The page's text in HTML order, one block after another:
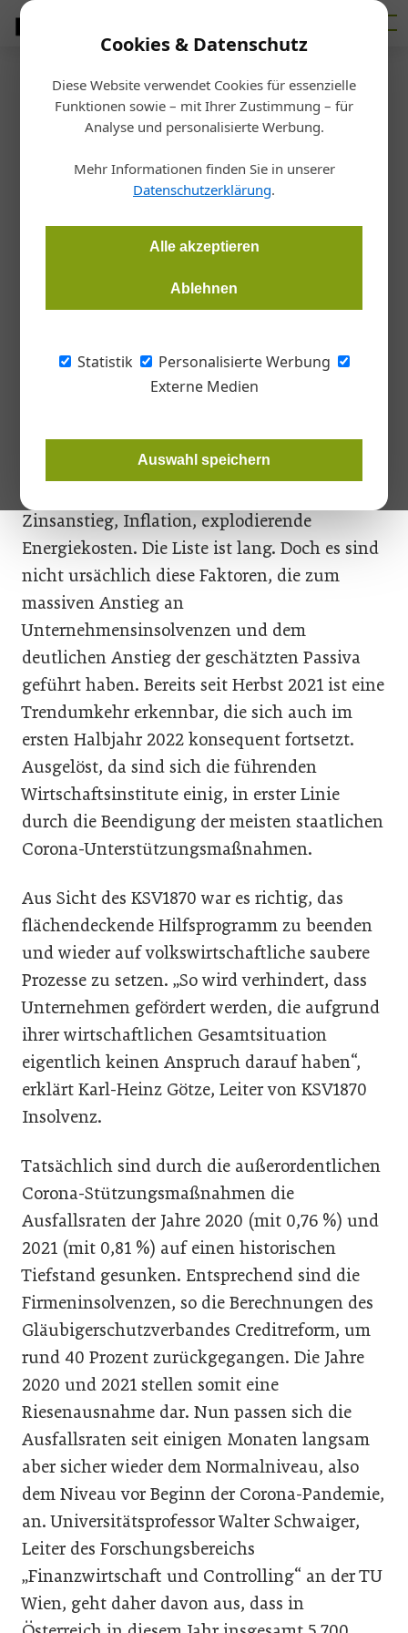
Cookies & Datenschutz
Diese Website verwendet Cookies für essenzielle
Funktionen sowie – mit Ihrer Zustimmung – für
Analyse und personalisierte Werbung.
Mehr Informationen finden Sie in unserer
Datenschutzerklärung.
Alle akzeptieren
Ablehnen
Statistik
Personalisierte Werbung
Externe Medien
Auswahl speichern
Startseite /Markt
Insolvenzstatistik
Mittendrin in der Pleitewelle
08.08.2022, 12:13 Uhr
einen Rekordzuwachs von rund 121 Prozent. Die Trendumkehr
ist in erster Linie auf die Beendigung der staatlichen
Vorkrisenniveau erreicht sein.
vielen Herausforderungen zu kämpfen:
Corona, Ukraine-Krieg, Preissteigerungen,
Zinsanstieg, Inflation, explodierende
Energiekosten. Die Liste ist lang. Doch es sind
nicht ursächlich diese Faktoren, die zum
massiven Anstieg an
Unternehmensinsolvenzen und dem
deutlichen Anstieg der geschätzten Passiva
geführt haben. Bereits seit Herbst 2021 ist eine
Trendumkehr erkennbar, die sich auch im
ersten Halbjahr 2022 konsequent fortsetzt.
Ausgelöst, da sind sich die führenden
Wirtschaftsinstitute einig, in erster Linie
durch die Beendigung der meisten staatlichen
Corona-Unterstützungsmaßnahmen.
Aus Sicht des KSV1870 war es richtig, das
flächendeckende Hilfsprogramm zu beenden
und wieder auf volkswirtschaftliche saubere
Prozesse zu setzen. „So wird verhindert, dass
Unternehmen gefördert werden, die aufgrund
ihrer wirtschaftlichen Gesamtsituation
eigentlich keinen Anspruch darauf haben“,
erklärt Karl-Heinz Götze, Leiter von KSV1870
Insolvenz.
Tatsächlich sind durch die außerordentlichen
Corona-Stützungsmaßnahmen die
Ausfallsraten der Jahre 2020 (mit 0,76 %) und
2021 (mit 0,81 %) auf einen historischen
Tiefstand gesunken. Entsprechend sind die
Firmeninsolvenzen, so die Berechnungen des
Gläubigerschutzverbandes Creditreform, um
rund 40 Prozent zurückgegangen. Die Jahre
2020 und 2021 stellen somit eine
Riesenausnahme dar. Nun passen sich die
Ausfallsraten seit einigen Monaten langsam
aber sicher wieder dem Normalniveau, also
dem Niveau vor Beginn der Corona-Pandemie,
an. Universitätsprofessor Walter Schwaiger,
Leiter des Forschungsbereichs
„Finanzwirtschaft und Controlling“ an der TU
Wien, geht daher davon aus, dass in